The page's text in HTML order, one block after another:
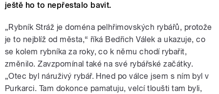
ještě ho to nepřestalo bavit.
„Rybník Stráž je doména pelhřimovských rybářů, protože
je to nejblíž od města,“ říká Bedřich Válek a ukazuje, co
se kolem rybníka za roky, co k němu chodí rybařit,
změnilo. Zavzpomínal také na své rybářské začátky.
„Otec byl náruživý rybář. Hned po válce jsem s ním byl v
Purkarci. Tam dokonce pamatuju, velcí tloušti tam byli,